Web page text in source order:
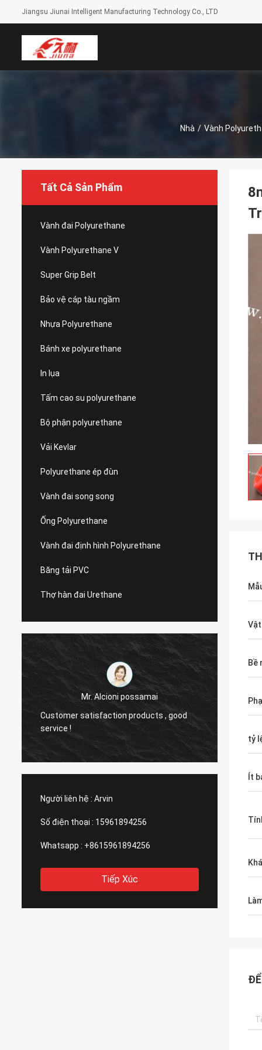
Jiangsu Jiunai Intelligent Manufacturing Technology Co., LTD
Nhà / Vành
Tất Cả Sản Phẩm
Vành đai Polyurethane
Vành Polyurethane V
Super Grip Belt
Bảo vệ cáp tàu ngầm
Nhựa Polyurethane
Bánh xe polyurethane
In lụa
Tấm cao su polyurethane
Bộ phận polyurethane
Vải Kevlar
Polyurethane ép đùn
Vành đai song song
Ống Polyurethane
Vành đai định hình Polyurethane
Băng tải PVC
Thợ hàn đai Urethane
, good
Mr.Mike
we are very impressed with the quality of
the belts you produced.
Người liên hệ : Arvin
Số điện thoại : 15961894256
Whatsapp : +8615961894256
Tiếp Xúc
Bề
tỷ
Ít